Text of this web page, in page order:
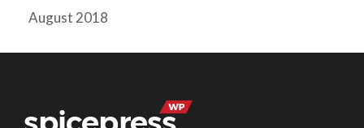
August 2018